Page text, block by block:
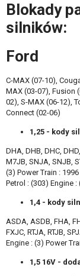
Blokady
silników:
Ford
C-MAX (07-10),
MAX (03-07), Fusion
02), S-MAX (06-12),
Connect (02-06)
1,25 - kody
DHA, DHB, DHC,
M7JB, SNJA, SNJB,
(3) Power Train :
Petrol : (303) Engine
1,4 - kody
ASDA, ASDB, FHA,
FXJC, RTJA, RTJB,
Engine : (3) Power
1,5 16V -